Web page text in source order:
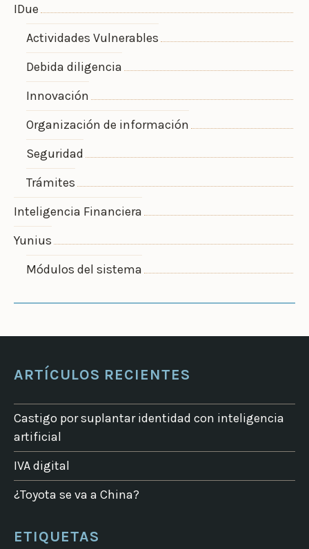
IDue
Actividades Vulnerables
Debida diligencia
Innovación
Organización de información
Seguridad
Trámites
Inteligencia Financiera
Yunius
Módulos del sistema
ARTÍCULOS RECIENTES
Castigo por suplantar identidad con inteligencia
artificial
IVA digital
¿Toyota se va a China?
ETIQUETAS